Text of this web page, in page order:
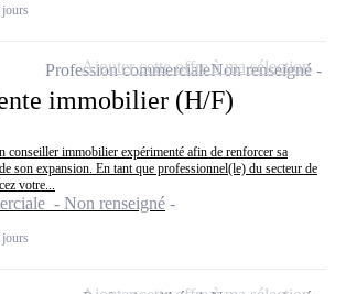
immobilier (H/F)
conseiller immobilier expérimenté afin de renforcer sa
son expansion. En tant que professionnel(le) du secteur de
votre...
- Non renseigné
Profession commercialeNon renseigné
Ajouter cette offre à ma sélection